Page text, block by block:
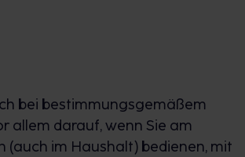
Fortschreiten des Haarausfalls
Sie, wenn Sie bereits frühzeitig
regen Sie das Wachstum Ihrer
die vorhandenen, aber
bei bestimmungsgemäßem
allem darauf, wenn Sie am
im Haushalt) bedienen, mit